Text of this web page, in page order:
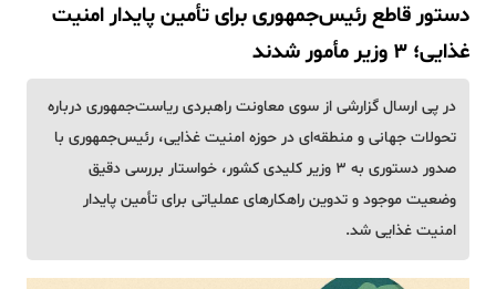
دستور قاطع رئیس‌جمهوری برای تأمین پایدار امنیت
غذایی؛ 3 وزیر مأمور شدند
در پی ارسال گزارشی از سوی معاونت راهبردی ریاست‌جمهوری درباره
تحولات جهانی و منطقه‌ای در حوزه امنیت غذایی، رئیس‌جمهوری با
صدور دستوری به ۳ وزیر کلیدی کشور، خواستار بررسی دقیق
وضعیت موجود و تدوین راهکارهای عملیاتی برای تأمین پایدار
امنیت غذایی شد.